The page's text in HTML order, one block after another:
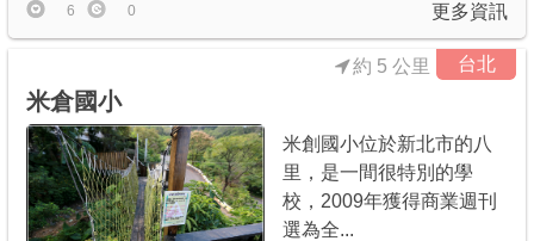
更多資訊
6 0
台北
米倉國小
約 5 公里
米創國小位於新北市的八
里，是一間很特別的學
校，2009年獲得商業週刊
選為全...